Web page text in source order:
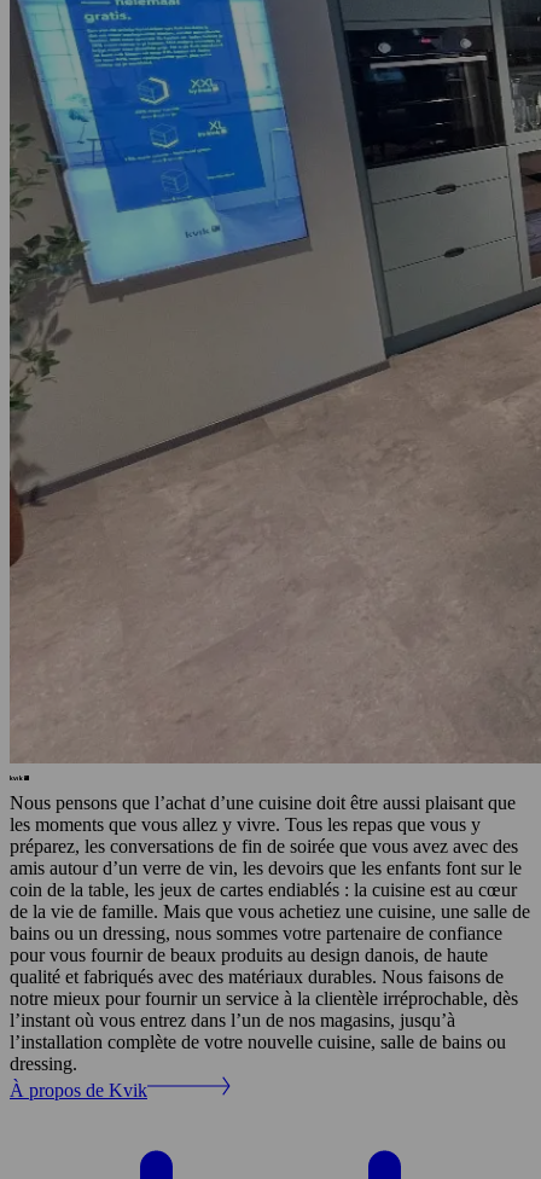
Nous pensons que l’achat d’une cuisine doit être aussi plaisant que
les moments que vous allez y vivre. Tous les repas que vous y
préparez, les conversations de fin de soirée que vous avez avec des
amis autour d’un verre de vin, les devoirs que les enfants font sur le
coin de la table, les jeux de cartes endiablés : la cuisine est au cœur
de la vie de famille. Mais que vous achetiez une cuisine, une salle de
bains ou un dressing, nous sommes votre partenaire de confiance
pour vous fournir de beaux produits au design danois, de haute
qualité et fabriqués avec des matériaux durables. Nous faisons de
notre mieux pour fournir un service à la clientèle irréprochable, dès
l’instant où vous entrez dans l’un de nos magasins, jusqu’à
l’installation complète de votre nouvelle cuisine, salle de bains ou
dressing.
À propos de Kvik